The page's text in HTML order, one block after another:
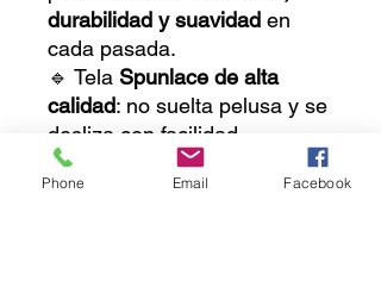
durabilidad y suavidad en
cada pasada.
🔹 Tela Spunlace de alta
calidad: no suelta pelusa y se
desliza con facilidad.
🔹 Incluye bastón resistente y
ergonómico
, ideal para uso
Phone Email Facebook